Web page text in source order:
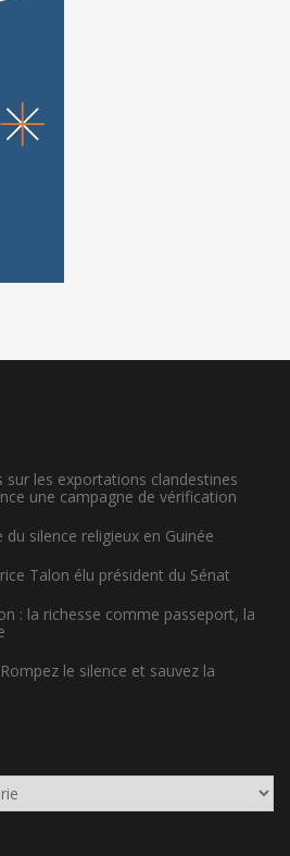
sur les exportations clandestines
une campagne de vérification
silence religieux en Guinée
Talon élu président du Sénat
: la richesse comme passeport, la
le silence et sauvez la